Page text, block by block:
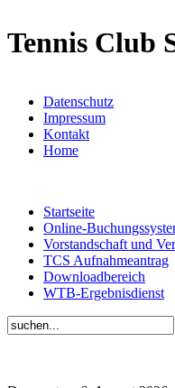
Tennis Club
Datenschutz
Impressum
Kontakt
Home
Startseite
Online-
Vorstandschaft und
TCS Aufnahmeantrag
Downloadbereich
WTB-Ergebnisdienst